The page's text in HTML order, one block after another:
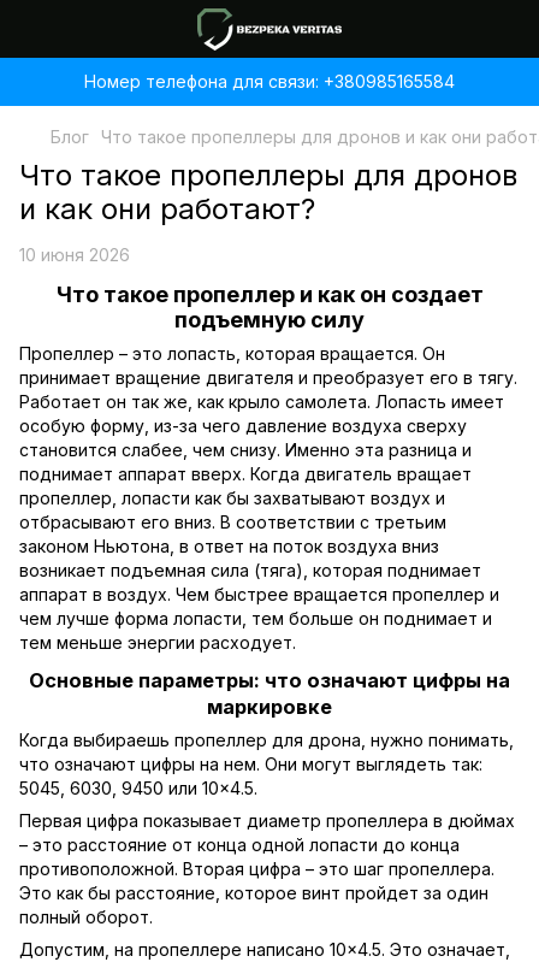
Номер телефона для связи: +380985165584
Блог Что такое пропеллеры для дронов и как они
Что такое пропеллеры для дронов
и как они работают?
10 июня 2026
Что такое пропеллер и как он создает
подъемную силу
Пропеллер – это лопасть, которая вращается. Он
принимает вращение двигателя и преобразует его в тягу.
Работает он так же, как крыло самолета. Лопасть имеет
особую форму, из-за чего давление воздуха сверху
становится слабее, чем снизу. Именно эта разница и
поднимает аппарат вверх. Когда двигатель вращает
пропеллер, лопасти как бы захватывают воздух и
отбрасывают его вниз. В соответствии с третьим
законом Ньютона, в ответ на поток воздуха вниз
возникает подъемная сила (тяга), которая поднимает
аппарат в воздух. Чем быстрее вращается пропеллер и
чем лучше форма лопасти, тем больше он поднимает и
тем меньше энергии расходует.
Основные параметры: что означают цифры на
маркировке
Когда выбираешь пропеллер для дрона, нужно понимать,
что означают цифры на нем. Они могут выглядеть так:
5045, 6030, 9450 или 10×4.5.
Первая цифра показывает диаметр пропеллера в дюймах
– это расстояние от конца одной лопасти до конца
противоположной. Вторая цифра – это шаг пропеллера.
Это как бы расстояние, которое винт пройдет за один
полный оборот.
Допустим, на пропеллере написано 10×4.5. Это означает,